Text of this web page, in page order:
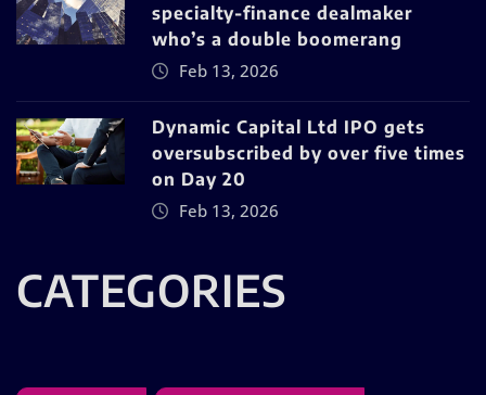
specialty-finance dealmaker
who’s a double boomerang
Feb 13, 2026
Dynamic Capital Ltd IPO gets
oversubscribed by over five times
on Day 20
Feb 13, 2026
CATEGORIES